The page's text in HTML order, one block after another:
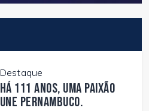
Destaque
Há 111 anos, uma paixão
une Pernambuco.